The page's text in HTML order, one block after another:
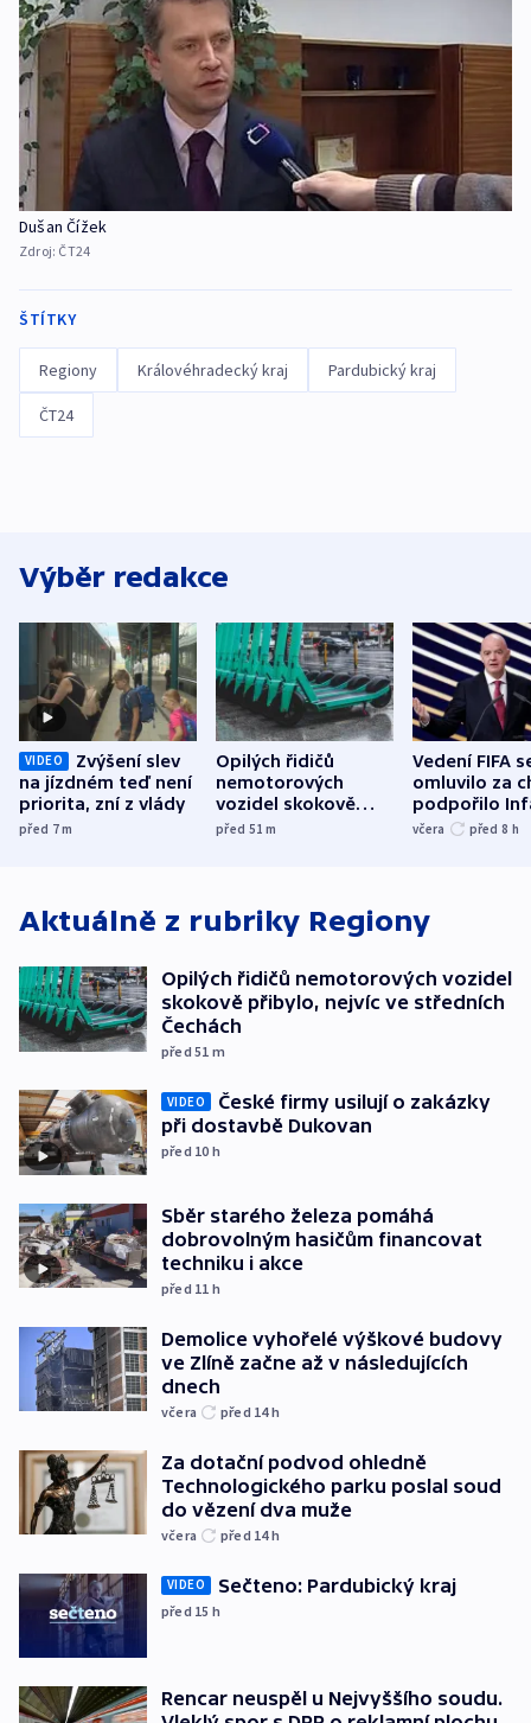
Dušan Čížek
Zdroj: ČT24
ŠTÍTKY
Regiony Královéhradecký kraj Pardubický kraj
ČT24
Výběr redakce
VIDEO
Zvýšení slev
na jízdném teď není
priorita, zní z vlády
před 7m
Opilých řidičů
nemotorových
vozidel skokově
přibylo, nejvíc ve
před 51m
Vedení FIFA
omluvilo za
podpořilo
UEFA trvá na
včera před 8 h
Aktuálně z rubriky Regiony
Opilých řidičů nemotorových vozidel
skokově přibylo, nejvíc ve středních
Čechách
před 51 m
VIDEO
České firmy usilují o zakázky
při dostavbě Dukovan
před 10 h
Sběr starého železa pomáhá
dobrovolným hasičům financovat
techniku i akce
před 11 h
Demolice vyhořelé výškové budovy
ve Zlíně začne až v následujících
dnech
včera před 14h
Za dotační podvod ohledně
Technologického parku poslal soud
do vězení dva muže
včera před 14h
VIDEO Sečteno: Pardubický kraj
před 15 h
Rencar neuspěl u Nejvyššího soudu.